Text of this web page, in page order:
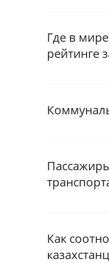
Где в
рейтинге
Как